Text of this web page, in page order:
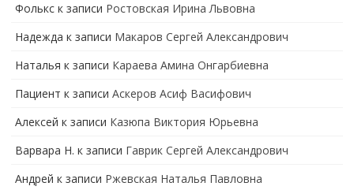
Фолькс к записи Ростовская Ирина Львовна
Надежда к записи Макаров Сергей Александрович
Наталья к записи Караева Амина Онгарбиевна
Пациент к записи Аскеров Асиф Васифович
Алексей к записи Казюпа Виктория Юрьевна
Варвара Н. к записи Гаврик Сергей Александрович
Андрей к записи Ржевская Наталья Павловна